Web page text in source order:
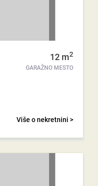
12 m2
GARAŽNO MESTO
Više o nekretnini >